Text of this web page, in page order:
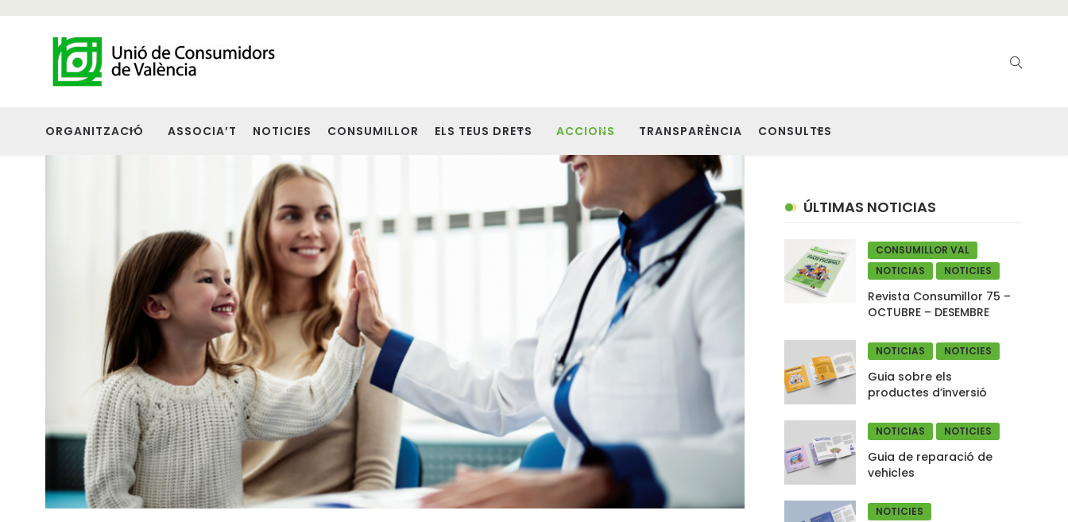
ORGANITZACIÓ ASSOCIA’T NOTICIES CONSUMILLOR ELS TEUS DRETS ACCIONS TRANSPARÈNCIA CONSULTES
ÚLTIMAS NOTICIAS
CONSUMILLOR VAL
NOTICIAS
NOTICIES
Revista Consumillor 75 –
OCTUBRE – DESEMBRE
NOTICIAS NOTICIES
Guia sobre els
productes d’inversió
NOTICIAS NOTICIES
Guia de reparació de
vehicles
NOTICIES